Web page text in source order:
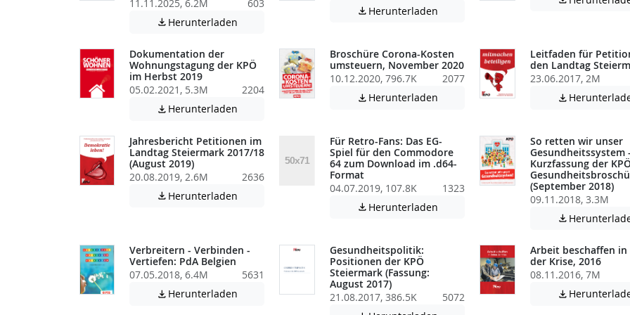
11.11.2025, 6.2M 603
 Herunterladen
 Herunterladen
Dokumentation der
Wohnungstagung der KPÖ
im Herbst 2019
05.02.2021, 5.3M
2204
 Herunterladen
Broschüre Corona-Kosten
umsteuern, November 2020
10.12.2020, 796.7K
2077
 Herunterladen Achtung: Diese Datei enthält unter
Leitfaden für
den Landtag
23.06.2017, 2M

Jahresbericht Petitionen im
Landtag Steiermark 2017/18
(August 2019)
20.08.2019, 2.6M
2636
 Herunterladen Achtung: Diese Datei enthält unter Umständen nicht barrierefreie Inhalte!
Für Retro-Fans: Das EG-
Spiel für den Commodore
64 zum Download im .d64-
Format
04.07.2019, 107.8K
1323
 Herunterladen Achtung: Diese Datei enthält unter
So retten wir unser
Gesundheitssystem -
Kurzfassung der
(September 2018)
09.11.2018, 3.3M

Verbreitern - Verbinden -
Vertiefen: PdA Belgien
07.05.2018, 6.4M
5631
 Herunterladen Achtung: Diese Datei enthält unter Umständen nicht barrierefreie Inhalte!
Gesundheitspolitik:
Positionen der KPÖ
Steiermark (Fassung:
August 2017)
21.08.2017, 386.5K
5072
Arbeit beschaffen in
der Krise, 2016
08.11.2016, 7M
